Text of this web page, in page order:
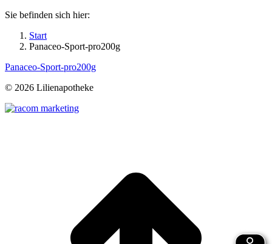
Sie befinden sich hier:
Start
Panaceo-Sport-pro200g
Panaceo-Sport-pro200g
© 2026 Lilienapotheke